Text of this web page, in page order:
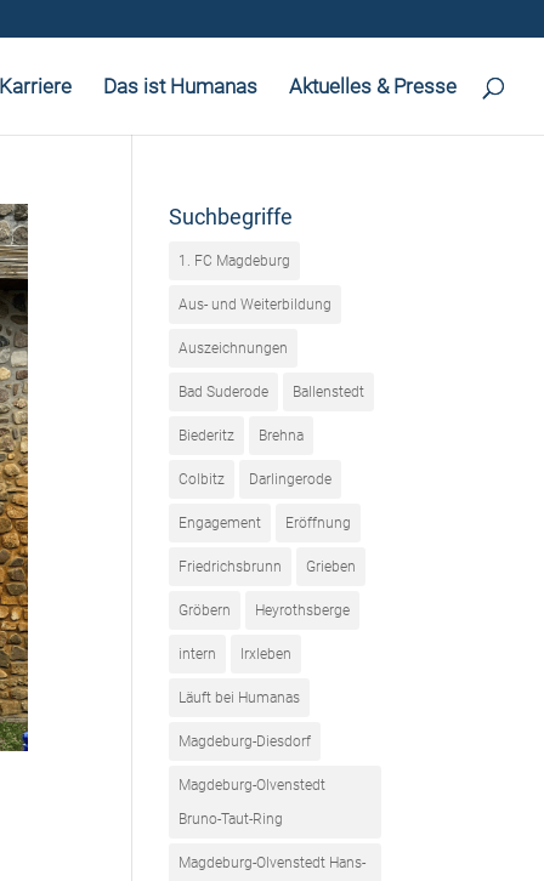
Das ist Humanas Aktuelles & Presse
Suchbegriffe
1. FC Magdeburg
Aus- und Weiterbildung
Auszeichnungen
Bad Suderode Ballenstedt
Biederitz Brehna
Colbitz Darlingerode
Engagement Eröffnung
Friedrichsbrunn Grieben
Gröbern Heyrothsberge
intern Irxleben
Läuft bei Humanas
Magdeburg-Diesdorf
Magdeburg-Olvenstedt
Bruno-Taut-Ring
Magdeburg-Olvenstedt Hans-